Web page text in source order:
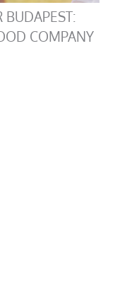
BUDAPEST:
COMPANY